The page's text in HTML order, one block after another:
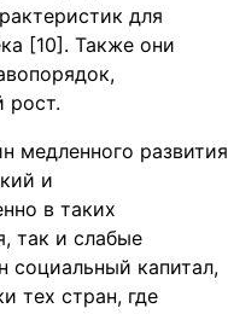
для
[10]. Также они
рост.
медленного развития
и
в таких
так и слабые
социальный капитал,
тех стран, где